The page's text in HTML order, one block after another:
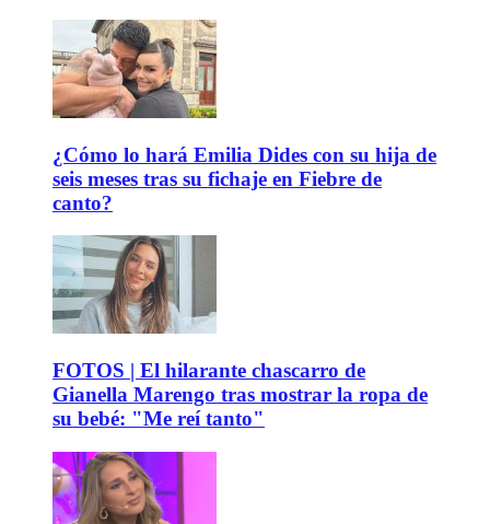
¿Cómo lo hará Emilia Dides con su hija de
seis meses tras su fichaje en Fiebre de
canto?
FOTOS | El hilarante chascarro de
Gianella Marengo tras mostrar la ropa de
su bebé: "Me reí tanto"